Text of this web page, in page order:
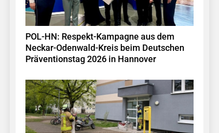
POL-HN: Respekt-Kampagne aus dem
Neckar-Odenwald-Kreis beim Deutschen
Präventionstag 2026 in Hannover